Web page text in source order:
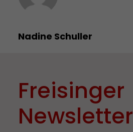
Nadine Schuller
Freisinger
Newsletter